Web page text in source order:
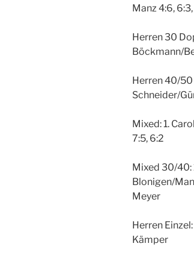
Manz 4:6,
Herren 30
Böckmann/
Herren 40/50
Schneider/
Mixed: 1.
7:5, 6:2
Mixed 30/40:
Blonigen/
Meyer
Herren
Kämper